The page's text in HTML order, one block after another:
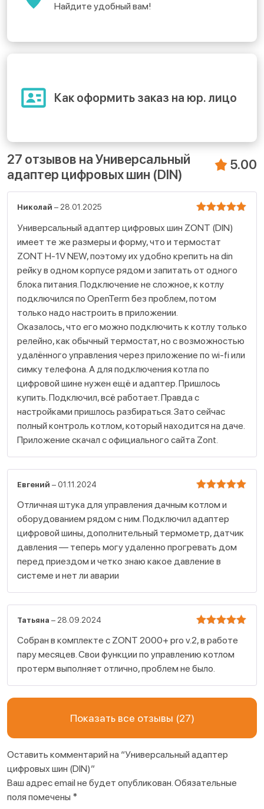
Найдите удобный вам!
Как оформить заказ на юр. лицо
27 отзывов наУниверсальный
адаптер цифровых шин (DIN)
5.00
5
из 5
Николай –28.01.2025
Универсальный адаптер цифровых шин ZONT (DIN)
имеет те же размеры и форму, что и термостат
ZONT H-1V NEW, поэтому их удобно крепить на din
рейку в одном корпусе рядом и запитать от одного
блока питания. Подключение не сложное, к котлу
подключился по OpenTerm без проблем, потом
только надо настроить в приложении.
Оказалось, что его можно подключить к котлу только
релейно, как обычный термостат, но с возможностью
удалённого управления через приложение по wi-fi или
симку телефона. А для подключения котла по
цифровой шине нужен ещё и адаптер. Пришлось
купить. Подключил, всё работает. Правда с
настройками пришлось разбираться. Зато сейчас
полный контроль котлом, который находится на даче.
Приложение скачал с официального сайта Zont.
5
из 5
Евгений – 01.11.2024
Отличная штука для управления дачным котлом и
оборудованием рядом с ним. Подключил адаптер
цифровой шины, дополнительный термометр, датчик
давления — теперь могу удаленно прогревать дом
перед приездом и четко знаю какое давление в
системе и нет ли аварии
5
из 5
Татьяна – 28.09.2024
Собран в комплекте с ZONT 2000+ pro v.2, в работе
пару месяцев. Свои функции по управлению котлом
протерм выполняет отлично, проблем не было.
Показать все отзывы (27)
Оставить комментарий на “Универсальный адаптер
цифровых шин (DIN)”
Ваш адрес email не будет опубликован.Обязательные
поля помечены *